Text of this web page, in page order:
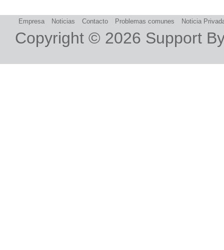
Empresa Noticias Contacto Problemas comunes Noticia
Copyright © 2026 Support